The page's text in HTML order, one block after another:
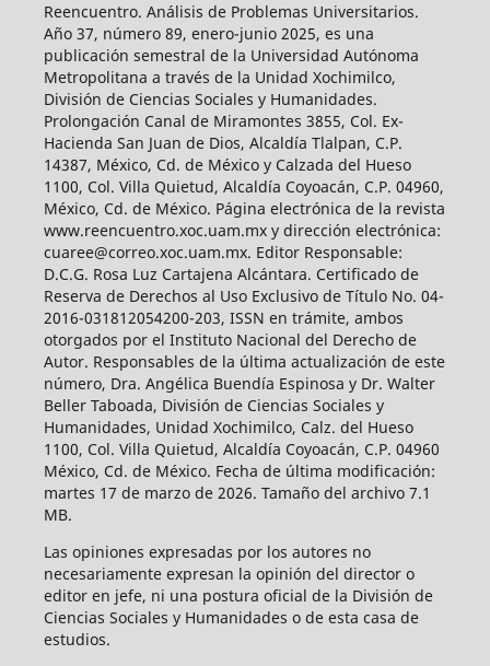
Reencuentro. Análisis de Problemas Universitarios.
Año 37, número 89, enero-junio 2025, es una
publicación semestral de la Universidad Autónoma
Metropolitana a través de la Unidad Xochimilco,
División de Ciencias Sociales y Humanidades.
Prolongación Canal de Miramontes 3855, Col. Ex-
Hacienda San Juan de Dios, Alcaldía Tlalpan, C.P.
14387, México, Cd. de México y Calzada del Hueso
1100, Col. Villa Quietud, Alcaldía Coyoacán, C.P. 04960,
México, Cd. de México. Página electrónica de la revista
www.reencuentro.xoc.uam.mx y dirección electrónica:
cuaree@correo.xoc.uam.mx. Editor Responsable:
D.C.G. Rosa Luz Cartajena Alcántara. Certificado de
Reserva de Derechos al Uso Exclusivo de Título No. 04-
2016-031812054200-203, ISSN en trámite, ambos
otorgados por el Instituto Nacional del Derecho de
Autor. Responsables de la última actualización de este
número, Dra. Angélica Buendía Espinosa y Dr. Walter
Beller Taboada, División de Ciencias Sociales y
Humanidades, Unidad Xochimilco, Calz. del Hueso
1100, Col. Villa Quietud, Alcaldía Coyoacán, C.P. 04960
México, Cd. de México. Fecha de última modificación:
martes 17 de marzo de 2026. Tamaño del archivo 7.1
MB.
Las opiniones expresadas por los autores no
necesariamente expresan la opinión del director o
editor en jefe, ni una postura oficial de la División de
Ciencias Sociales y Humanidades o de esta casa de
estudios.